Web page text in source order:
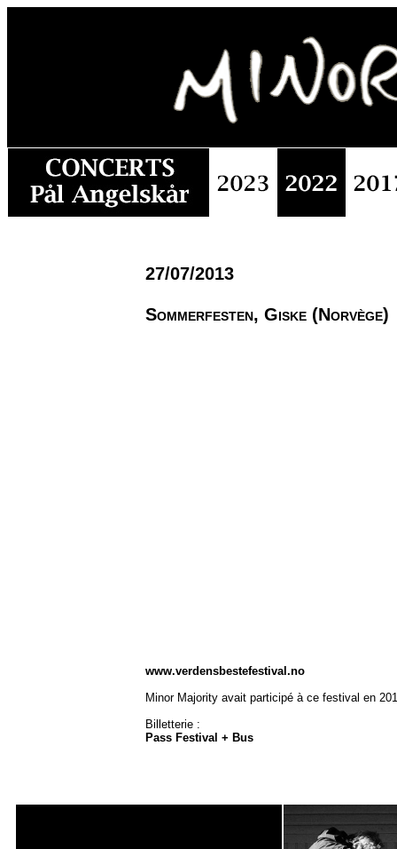
27/07/2013
Sommerfesten, Giske (Norvège)
www.verdensbestefestival.no
Minor Majority avait participé à ce festival en
Billetterie :
Pass Festival + Bus